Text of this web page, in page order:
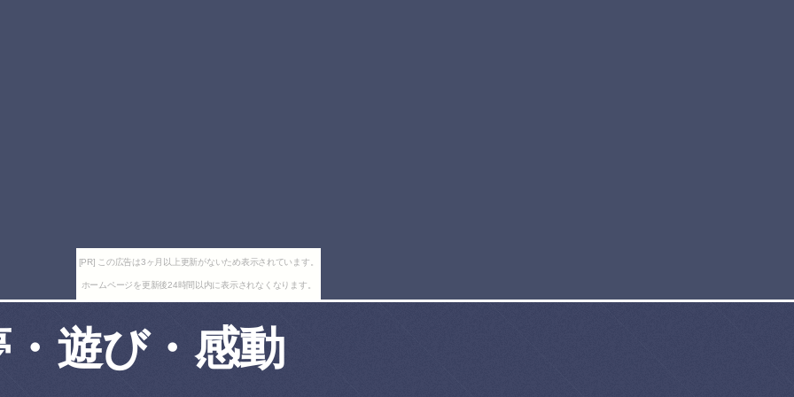
[PR] この広告は3ヶ月以上更新がないため表示されています。
ホームページを更新後24時間以内に表示されなくなります。
遊び・感動